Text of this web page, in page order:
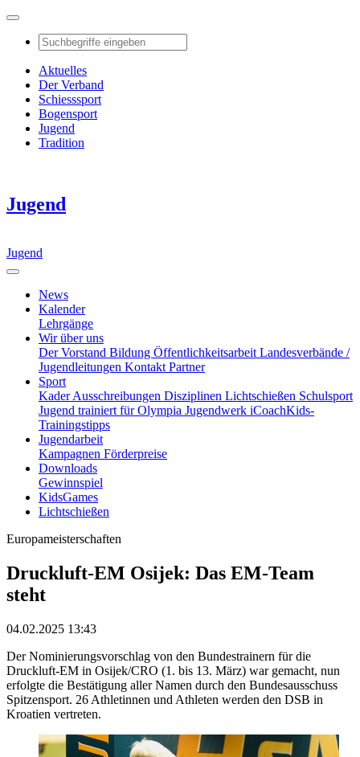
Aktuelles
Der Verband
Schiesssport
Bogensport
Jugend
Tradition
Jugend
Jugend
News
Kalender
Lehrgänge
Wir über uns
Der Vorstand Bildung Öffentlichkeitsarbeit Landesverbände /
Jugendleitungen Kontakt Partner
Sport
KaderAusschreibungen Disziplinen Lichtschießen Schulsport
Jugend trainiert für Olympia Jugendwerk iCoachKids-
Trainingstipps
Jugendarbeit
Kampagnen Förderpreise
Downloads
Gewinnspiel
KidsGames
Lichtschießen
Europameisterschaften
Druckluft-EM Osijek: Das EM-Team
steht
04.02.2025 13:43
Der Nominierungsvorschlag von den Bundestrainern für die
Druckluft-EM in Osijek/CRO (1. bis 13. März) war gemacht, nun
erfolgte die Bestätigung aller Namen durch den Bundesausschuss
Spitzensport. 26 Athletinnen und Athleten werden den DSB in
Kroatien vertreten.